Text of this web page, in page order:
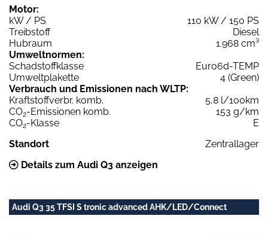
Motor:
kW / PS
110 kW / 150 PS
Treibstoff
Diesel
Hubraum
1.968 cm³
Umweltnormen:
Schadstoffklasse
Euro6d-TEMP
Umweltplakette
4 (Green)
Verbrauch und Emissionen nach WLTP:
Kraftstoffverbr. komb.
5,8 l/100km
CO2-Emissionen komb.
153 g/km
CO2-Klasse
E
Standort
Zentrallager
Details zum Audi Q3 anzeigen
Audi Q3 35 TFSI S tronic advanced AHK/LED/Connect